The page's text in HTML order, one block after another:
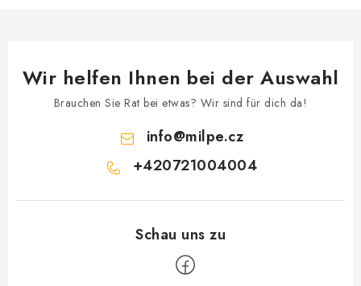
Wir helfen Ihnen bei der Auswahl
Brauchen Sie Rat bei etwas? Wir sind für dich da!
info@milpe.cz
+420721004004